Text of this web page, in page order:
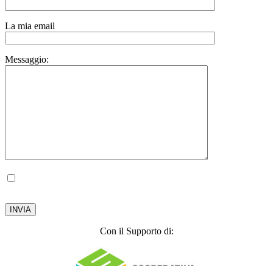
La mia email
Messaggio:
Con il Supporto di: